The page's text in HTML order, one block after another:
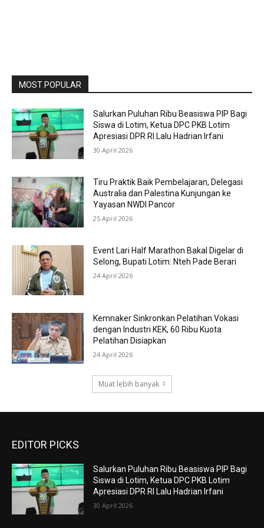
MOST POPULAR
Salurkan Puluhan Ribu Beasiswa PIP Bagi
Siswa di Lotim, Ketua DPC PKB Lotim
Apresiasi DPR RI Lalu Hadrian Irfani
30 April 2026
Tiru Praktik Baik Pembelajaran, Delegasi
Australia dan Palestina Kunjungan ke
Yayasan NWDI Pancor
25 April 2026
Event Lari Half Marathon Bakal Digelar di
Selong, Bupati Lotim: Nteh Pade Berari
24 April 2026
Kemnaker Sinkronkan Pelatihan Vokasi
dengan Industri KEK, 60 Ribu Kuota
Pelatihan Disiapkan
24 April 2026
Muat lebih banyak
EDITOR PICKS
Salurkan Puluhan Ribu Beasiswa PIP Bagi
Siswa di Lotim, Ketua DPC PKB Lotim
Apresiasi DPR RI Lalu Hadrian Irfani
30 April 2026